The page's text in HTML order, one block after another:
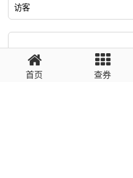
回复需填写必要信息
首页 查券